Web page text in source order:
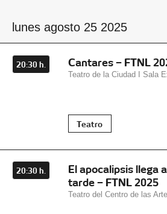
lunes agosto 25 2025
20:30 h. Cantares – FTNL
Teatro de la Ciudad I Sala
Teatro
20:30 h.
El apocalipsis llega
tarde – FTNL 2025
Teatro del Centro de las